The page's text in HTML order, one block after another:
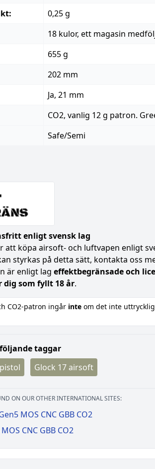
0,25 g
18 kulor, ett magasin
655 g
202 mm
Ja, 21 mm
CO2, vanlig 12 g patron.
Safe/Semi
enligt svensk lag
att köpa airsoft- och luftvapen enligt
styrkas på detta sätt, kontakta oss
är enligt lag effektbegränsade och
som fyllt 18 år.
CO2-patron ingår inte om det inte
taggar
Glock 17 airsoft
ON OUR OTHER INTERNATIONAL SITES:
MOS CNC GBB CO2
CNC GBB CO2